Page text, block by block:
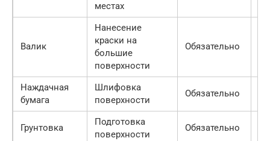
местах
Валик
Нанесение
краски на
большие
поверхности
Обязательно
Наждачная
бумага
Шлифовка
поверхности
Обязательно
Грунтовка
Подготовка
поверхности
Обязательно